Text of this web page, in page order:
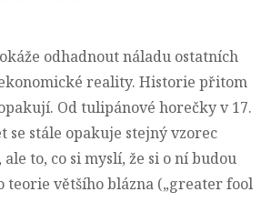
odhadnout náladu ostatních
reality. Historie přitom
Od tulipánové horečky v 17.
se stále opakuje stejný vzorec
to, co si myslí, že si o ní budou
teorie většího blázna („greater fool